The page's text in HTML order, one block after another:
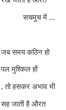
सचमुच में ...
जब समय कठिन हो
पल मुश्किल हों
, तो हसकर अभाव भी
सह जाती है औरत